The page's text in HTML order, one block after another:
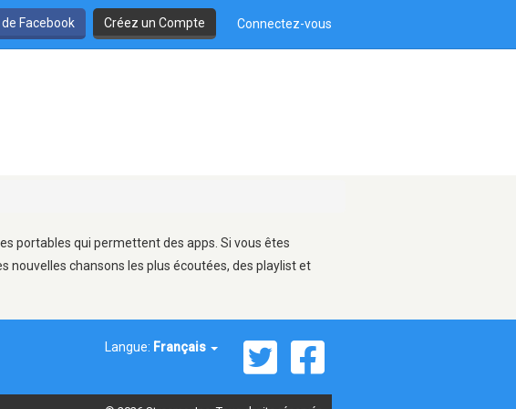
Facebook Créez un Compte Connectez-vous
portables qui permettent des apps. Si vous êtes
nouvelles chansons les plus écoutées, des playlist et
Langue: Français